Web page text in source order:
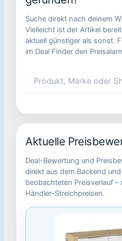
Suche direkt nach deinem
Vielleicht ist der Artikel
aktuell günstiger als sonst.
im Deal Finder den
Aktuelle
Deal-Bewertung und
direkt aus dem Backend
beobachteten Preisverlauf –
Händler-Streichpreisen.